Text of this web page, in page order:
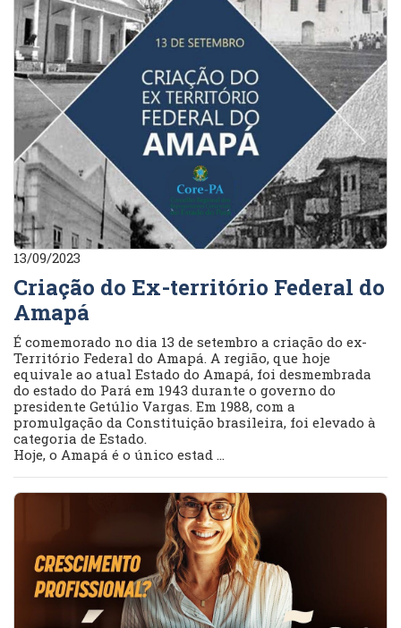
13/09/2023
Criação do Ex-território Federal do
Amapá
É comemorado no dia 13 de setembro a criação do ex-
Território Federal do Amapá. A região, que hoje
equivale ao atual Estado do Amapá, foi desmembrada
do estado do Pará em 1943 durante o governo do
presidente Getúlio Vargas. Em 1988, com a
promulgação da Constituição brasileira, foi elevado à
categoria de Estado.
Hoje, o Amapá é o único estad ...